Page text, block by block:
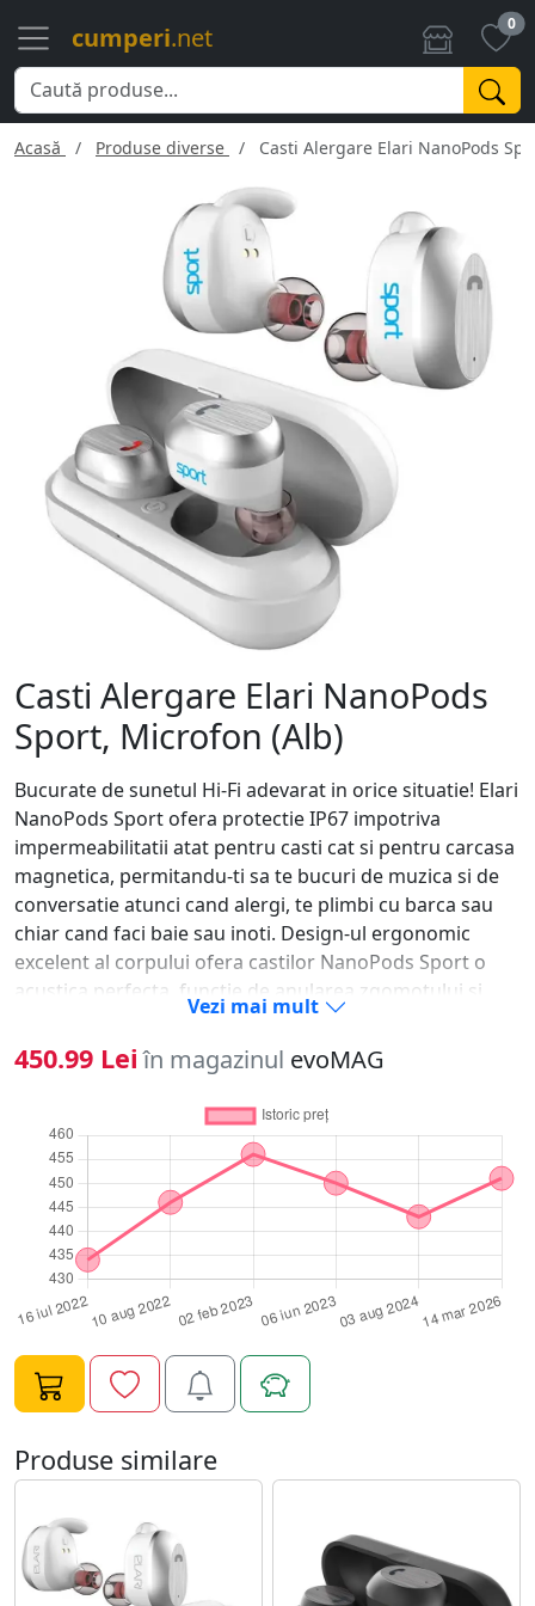
cumperi.net 0
Acasă Produse diverse Casti Alergare Elari NanoPods
Casti Alergare Elari NanoPods
Sport, Microfon (Alb)
Bucurate de sunetul Hi-Fi adevarat in orice situatie! Elari
NanoPods Sport ofera protectie IP67 impotriva
impermeabilitatii atat pentru casti cat si pentru carcasa
magnetica, permitandu-ti sa te bucuri de muzica si de
conversatie atunci cand alergi, te plimbi cu barca sau
chiar cand faci baie sau inoti. Design-ul ergonomic
excelent al corpului ofera castilor NanoPods Sport o
acustica perfecta, functie de anularea zgomotului si
fixarea ferma in ureche pentru un stil de viata activ.
Odata cuplate prin Bluetooth, castile true wireless Hi-Fi
Elari NanoPods Sport se vor conecta automat la
smartphone-ul sau player-ul tau. Sunt concepute
pentru a se potrivi perfect cu anatomia urechii externe,
astfel incat acestea sunt foarte confortabile si nu vor
cadea din ureche, fiind ideale pentru iubitorii unui stil
de viata activ. Poti sa asculti pana la 3,5 ore de muzica
cu o singura incarcare a bateriei. Modul stereo al
castilor pentru apelurile primite sau efectuate prin
Bluetooth 5.0 ofera un confort conversational timp de
4,5 ore de convorbire. De asemenea, vei putea controla
ce apeluri sa accepti sau sa refuzi prin apasarea unui
buton. Carcasa compacta si eleganta va pastra in
siguranta castile tale Hi-Fi NanoPods atunci cand nu le
folosesti astfel incat tu te vei putea bucura mereu de o
calitate excelenta a muzicii. Reincarca castile NanoPods
eleganta cu incarcare magnetica si bucurate de muzica
oriunde te-ai afla! Ce le recomanda: Sunetul impecabil,
cu bas profund, sunete saturate medii si pure cu
Vezi mai mult
450.99 Lei în magazinul evoMAG
Produse similare